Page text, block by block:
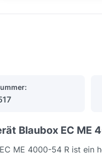
Blaubox EC ME
ME 4000-54 R ist ein